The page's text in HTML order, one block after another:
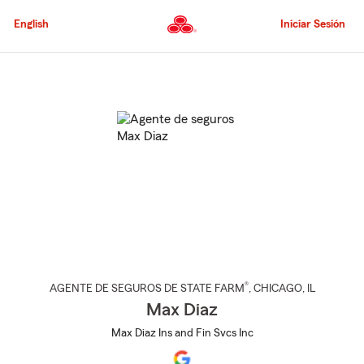
al
principal
English Iniciar Sesión
AGENTE DE SEGUROS DE STATE FARM®, CHICAGO, IL
Max Diaz
Max Diaz Ins and Fin Svcs Inc